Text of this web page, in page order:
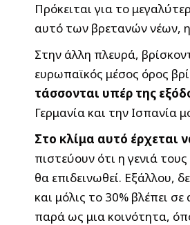
Πρόκειται για το
αυτό των βρετανών νέων,
Στην άλλη πλευρά,
ευρωπαϊκός μέσος όρος
τάσσονται υπέρ της
Γερμανία και την Ισπανία
Στο κλίμα αυτό έρχεται
πιστεύουν ότι η γενιά
θα επιδεινωθεί. Εξάλλου,
και μόλις το 30% βλέπει
παρά ως μια κοινότητα,